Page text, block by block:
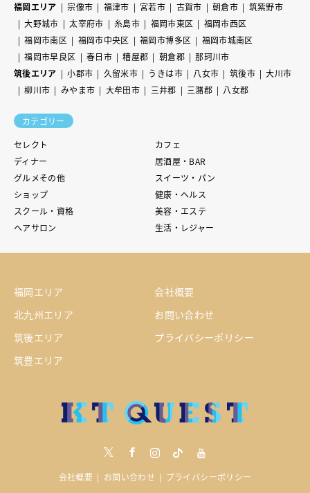
福岡エリア
宗像市 福津市 宮若市 古賀市 朝倉市
筑紫野市
大野城市
太宰府市 糸島市 福岡市東区
福岡市西区
福岡市南区
福岡市中央区 福岡市博多区
福岡市城南区
福岡市早良区
春日市 糟屋郡 朝倉郡
那珂川市
筑後エリア
小郡市 久留米市 うきは市 八女市 筑後市
大川市
柳川市
みやま市 大牟田市 三井郡 三潴郡 八女郡
カテゴリー
セレクト
カフェ
ディナー
居酒屋・BAR
グルメその他
スイーツ・パン
ショップ
健康・ヘルス
スクール・資格
美容・エステ
ヘアサロン
生活・レジャー
福岡エリア
北九州エリア
筑後エリア
筑豊エリア
会社概要
お問い合わせ
プライバシーポリシー
Instagramtiktock youtube
会社概要 お問い合わせ プライバシーポリシー